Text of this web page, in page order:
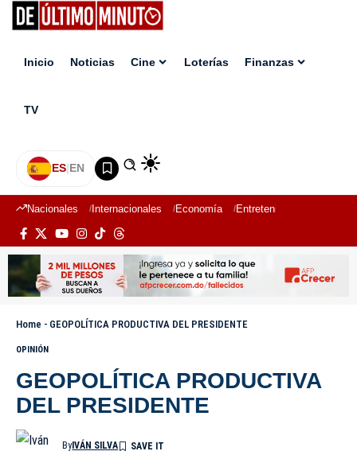
Inicio Noticias Cine Loterías Finanzas
TV
ES|EN
Nacionales Internacionales Economía Entretenimiento
Home - GEOPOLÍTICA PRODUCTIVA DEL PRESIDENTE
OPINIÓN
GEOPOLÍTICA PRODUCTIVA
DEL PRESIDENTE
ByIVÁN SILVA